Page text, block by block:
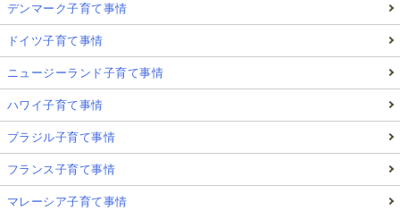
デンマーク子育て事情
ドイツ子育て事情
ニュージーランド子育て事情
ハワイ子育て事情
ブラジル子育て事情
フランス子育て事情
マレーシア子育て事情